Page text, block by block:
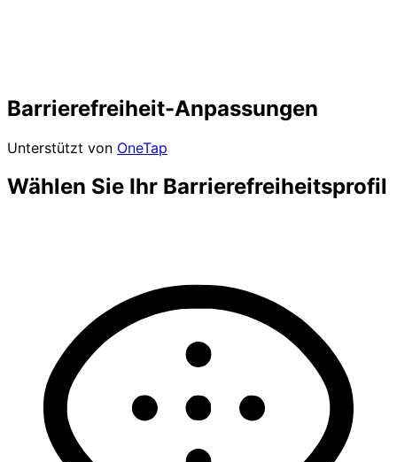
Barrierefreiheit-Anpassungen
Unterstützt von OneTap
Wählen Sie Ihr Barrierefreiheitsprofil